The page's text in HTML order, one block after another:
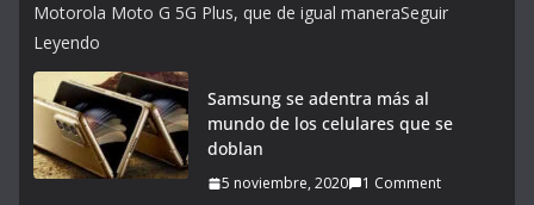
Motorola Moto G 5G Plus, que de igual maneraSeguir
Leyendo
Samsung se adentra más al
mundo de los celulares que se
doblan
5 noviembre, 2020 1 Comment